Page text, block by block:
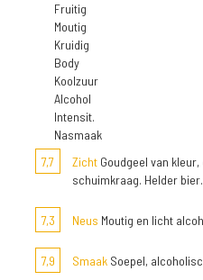
Fruitig
Moutig
Kruidig
Body
Koolzuur
Alcohol
Intensit.
Nasmaak
7,7
Zicht Goudgeel van
schuimkraag. Helder bier.
7,3 Neus Moutig en licht
7,9 Smaak Soepel,